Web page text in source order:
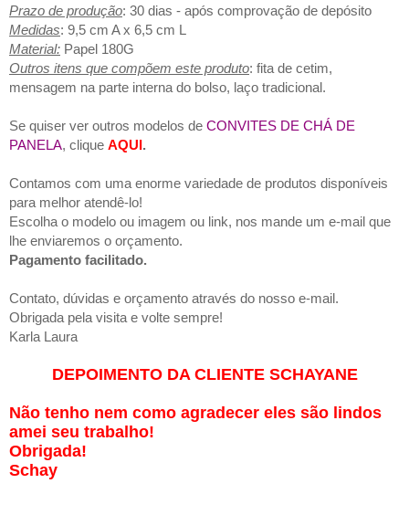
Prazo de produção: 30 dias - após comprovação de depósito
Medidas: 9,5 cm A x 6,5 cm L
Material: Papel 180G
Outros itens que compõem este produto: fita de cetim,
mensagem na parte interna do bolso, laço tradicional.
Se quiser ver outros modelos de CONVITES DE CHÁ DE
PANELA, clique AQUI.
Contamos com uma enorme variedade de produtos disponíveis
para melhor atendê-lo!
Escolha o modelo ou imagem ou link, nos mande um e-mail que
lhe enviaremos o orçamento.
Pagamento facilitado.
Contato, dúvidas e orçamento através do nosso e-mail.
Obrigada pela visita e volte sempre!
Karla Laura
DEPOIMENTO DA CLIENTE SCHAYANE
Não tenho nem como agradecer eles são lindos
amei seu trabalho!
Obrigada!
Schay